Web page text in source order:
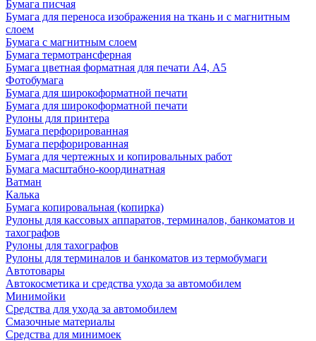
Бумага писчая
Бумага для переноса изображения на ткань и с магнитным
слоем
Бумага с магнитным слоем
Бумага термотрансферная
Бумага цветная форматная для печати А4, А5
Фотобумага
Бумага для широкоформатной печати
Бумага для широкоформатной печати
Рулоны для принтера
Бумага перфорированная
Бумага перфорированная
Бумага для чертежных и копировальных работ
Бумага масштабно-координатная
Ватман
Калька
Бумага копировальная (копирка)
Рулоны для кассовых аппаратов, терминалов, банкоматов и
тахографов
Рулоны для тахографов
Рулоны для терминалов и банкоматов из термобумаги
Автотовары
Автокосметика и средства ухода за автомобилем
Минимойки
Средства для ухода за автомобилем
Смазочные материалы
Средства для минимоек